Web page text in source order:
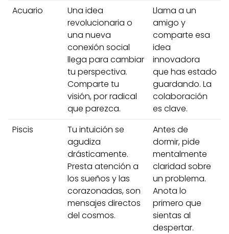
Acuario
Una idea
revolucionaria o
una nueva
conexión social
llega para cambiar
tu perspectiva.
Comparte tu
visión, por radical
que parezca.
Llama a un
amigo y
comparte esa
idea
innovadora
que has estado
guardando. La
colaboración
es clave.
Piscis
Tu intuición se
agudiza
drásticamente.
Presta atención a
los sueños y las
corazonadas, son
mensajes directos
del cosmos.
Antes de
dormir, pide
mentalmente
claridad sobre
un problema.
Anota lo
primero que
sientas al
despertar.